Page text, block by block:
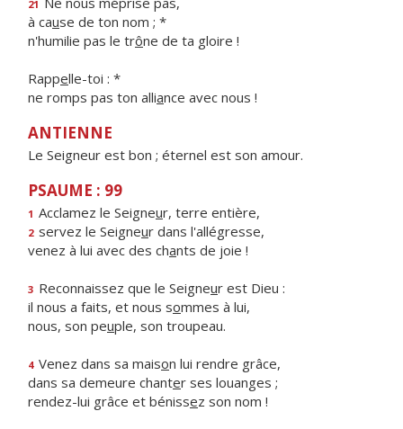
21
à cause de ton nom ; *
n'humilie pas le trône de ta gloire !
Rappelle-toi : *
ne romps pas ton alliance avec nous !
ANTIENNE
Le Seigneur est bon ; éternel est son amour.
PSAUME : 99
1 Acclamez le Seigneur, terre entière,
2 servez le Seigneur dans l'allégresse,
venez à lui avec des chants de joie !
3 Reconnaissez que le Seigneur est Dieu :
il nous a faits, et nous sommes à lui,
nous, son peuple, son troupeau.
4 Venez dans sa maison lui rendre grâce,
dans sa demeure chanter ses louanges ;
rendez-lui grâce et bénissez son nom !